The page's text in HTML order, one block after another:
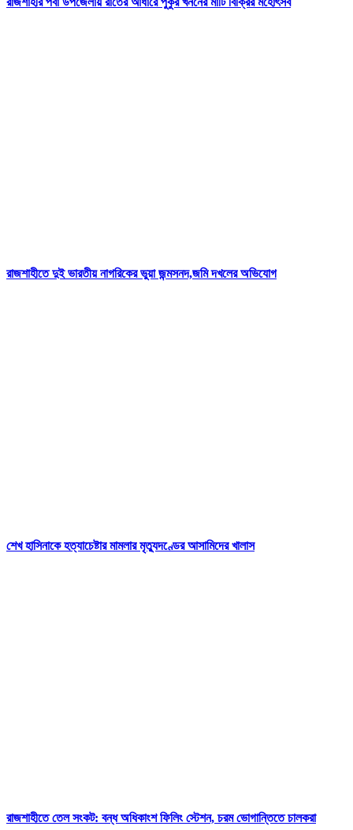
রাজশাহীতে দুই ভারতীয় নাগরিকের ভুয়া জন্মসনদ,জমি দখলের অভিযোগ
শেখ হাসিনাকে হত্যাচেষ্টার মামলার মৃত্যুদণ্ডের আসামিদের খালাস
রাজশাহীতে তেল সংকট: বন্ধ অধিকাংশ ফিলিং স্টেশন, চরম ভোগান্তিতে চালকরা